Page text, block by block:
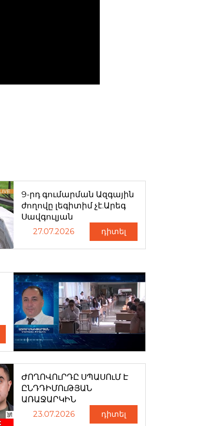
9-րդ գումարման Ազգային
ժողովը լեգիտիմ չէ.Արեգ
Սավգուլյան
27.07.2026 դիտել
ԺՈՂՈՎՈւՐԴԸ ՍՊԱՍՈւՄ Է
ԸՆԴԴԻՄՈւԹՅԱՆ
ԱՌԱՋԱՐԿԻՆ
23.07.2026 դիտել